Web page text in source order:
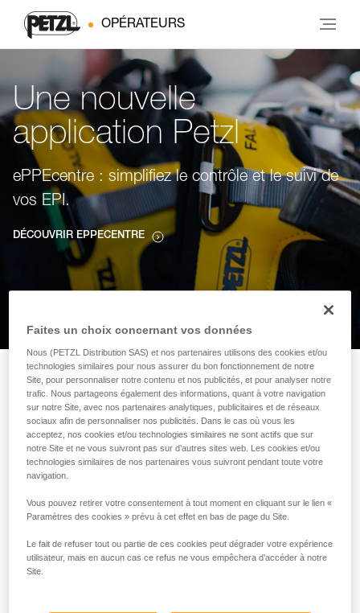
OPÉRATEURS
Une nouvelle
application Petzl
ePPEcentre : simplifiez le contrôle et le suivi de
vos EPI.
DÉCOUVRIR EPPECENTRE
Vous faciliter le travail
au quotidien
acrobatiques en hauteur, les via ferratas ou le
canyoning, notre objectif est de faciliter votre
travail. Cette offre dédiée prend en considération
métier.
Faites un choix concernant vos données
Nous (PETZL Distribution SAS) et nos partenaires utilisons des cookies et/ou
technologies similaires pour nous assurer du bon fonctionnement de notre
Site, pour personnaliser notre contenu et nos publicités, et pour analyser notre
trafic. Nous partageons également des informations, quant à votre navigation
sur notre Site, avec nos partenaires analytiques, publicitaires et de réseaux
sociaux afin de personnaliser nos publicités. Dans le cas où vous les
acceptez, nos cookies et/ou technologies similaires ne sont actifs que sur
notre Site et ne vous suivront pas sur d’autres sites web. Les cookies et/ou
technologies similaires de nos partenaires vous suivront pendant toute votre
navigation.
Vous pouvez retirer votre consentement à tout moment en cliquant sur le lien «
Paramètres des cookies » prévu à cet effet en bas de page du Site.
Le fait de refuser tout ou partie de ces cookies peut dégrader votre expérience
utilisateur, mais en aucun cas ce refus ne vous empêchera d’accéder à notre
Site.